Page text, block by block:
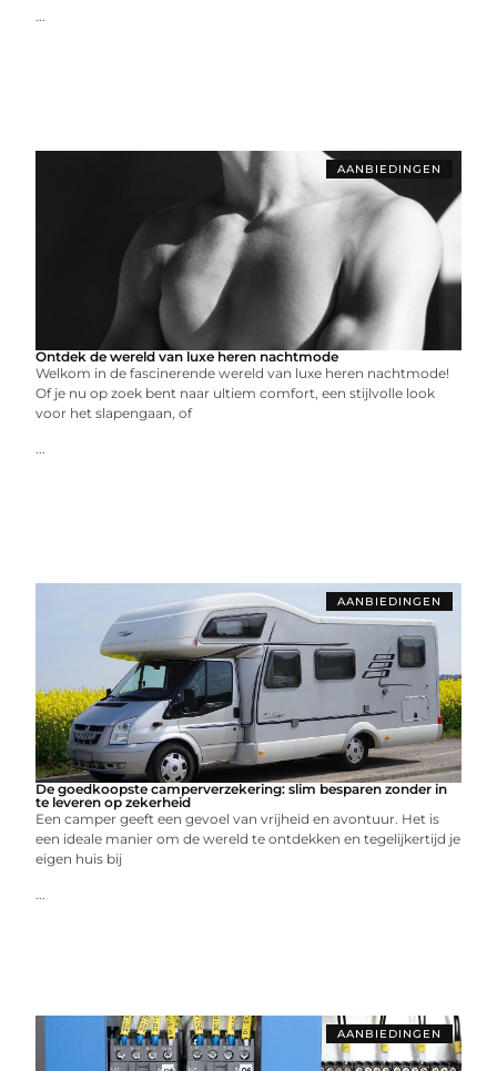
...
AANBIEDINGEN
Ontdek de wereld van luxe heren nachtmode
Welkom in de fascinerende wereld van luxe heren nachtmode!
Of je nu op zoek bent naar ultiem comfort, een stijlvolle look
voor het slapengaan, of
...
AANBIEDINGEN
De goedkoopste camperverzekering: slim besparen zonder in
te leveren op zekerheid
Een camper geeft een gevoel van vrijheid en avontuur. Het is
een ideale manier om de wereld te ontdekken en tegelijkertijd je
eigen huis bij
...
AANBIEDINGEN